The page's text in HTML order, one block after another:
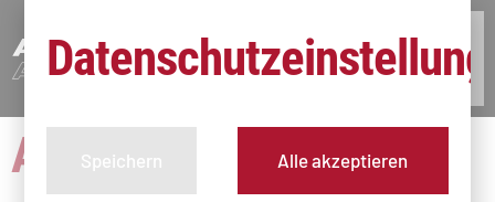
Autor:admin
Speichern Alle akzeptieren